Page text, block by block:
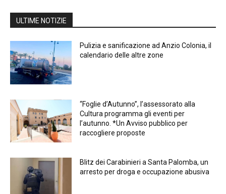
ULTIME NOTIZIE
Pulizia e sanificazione ad Anzio Colonia, il
calendario delle altre zone
“Foglie d’Autunno”, l’assessorato alla
Cultura programma gli eventi per
l’autunno. *Un Avviso pubblico per
raccogliere proposte
Blitz dei Carabinieri a Santa Palomba, un
arresto per droga e occupazione abusiva